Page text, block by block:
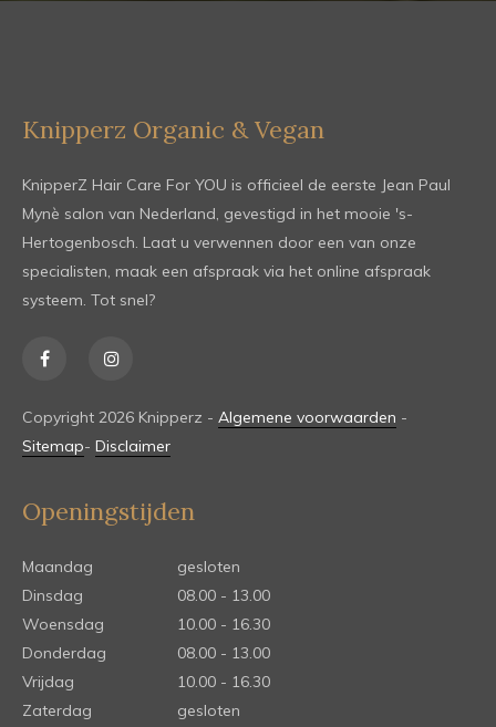
Knipperz Organic & Vegan
KnipperZ Hair Care For YOU is officieel de eerste Jean Paul
Mynè salon van Nederland, gevestigd in het mooie 's-
Hertogenbosch. Laat u verwennen door een van onze
specialisten, maak een afspraak via het online afspraak
systeem. Tot snel?
Copyright 2026 Knipperz - Algemene voorwaarden -
Sitemap- Disclaimer
Openingstijden
Maandag
gesloten
Dinsdag
08.00 - 13.00
Woensdag
10.00 - 16.30
Donderdag
08.00 - 13.00
Vrijdag
10.00 - 16.30
Zaterdag
gesloten